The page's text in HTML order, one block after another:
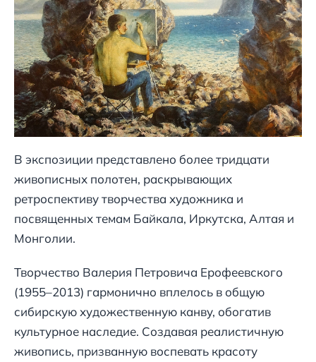
В экспозиции представлено более тридцати
живописных полотен, раскрывающих
ретроспективу творчества художника и
посвященных темам Байкала, Иркутска, Алтая и
Монголии.
Творчество Валерия Петровича Ерофеевского
(1955–2013) гармонично вплелось в общую
сибирскую художественную канву, обогатив
культурное наследие. Создавая реалистичную
живопись, призванную воспевать красоту